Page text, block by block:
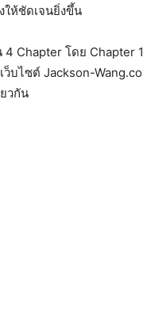
ให้ชัดเจนยิ่งขึ้น
4 Chapter โดย Chapter
ว็บไซต์ Jackson-
วกัน